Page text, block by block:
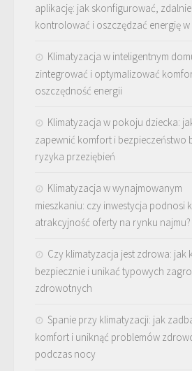
aplikację: jak skonfigurować, zdalnie
kontrolować i oszczędzać energię
Klimatyzacja w inteligentnym
zintegrować i optymalizować
oszczędność energii
Klimatyzacja w pokoju dziecka:
zapewnić komfort i bezpieczeństwo
ryzyka przeziębień
Klimatyzacja w wynajmowanym
mieszkaniu: czy inwestycja podnosi
atrakcyjność oferty na rynku najmu?
Czy klimatyzacja jest zdrowa: jak
bezpiecznie i unikać typowych
zdrowotnych
Spanie przy klimatyzacji: jak
komfort i uniknąć problemów
podczas nocy